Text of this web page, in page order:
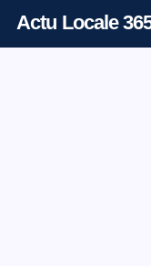
Actu Locale